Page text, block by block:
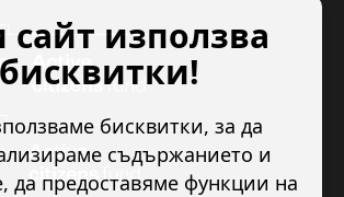
сайт използва
бисквитки!
бисквитки, за да
съдържанието и
да предоставяме функции на